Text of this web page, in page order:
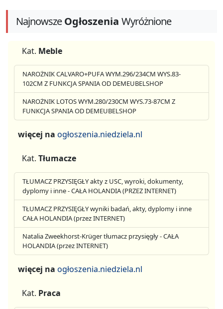
NajnowszeOgłoszenia Wyróżnione
Kat. Meble
NAROŻNIK CALVARO+PUFA WYM.296/234CM WYS.83-
102CM Z FUNKCJA SPANIA OD DEMEUBELSHOP
NAROŻNIK LOTOS WYM.280/230CM WYS.73-87CM Z
FUNKCJA SPANIA OD DEMEUBELSHOP
więcej na ogłoszenia.niedziela.nl
Kat. Tłumacze
TŁUMACZ PRZYSIĘGŁY akty z USC, wyroki, dokumenty,
dyplomy i inne - CAŁA HOLANDIA (PRZEZ INTERNET)
TŁUMACZ PRZYSIĘGŁY wyniki badań, akty, dyplomy i inne
CAŁA HOLANDIA (przez INTERNET)
Natalia Zweekhorst-Krüger tłumacz przysięgły - CAŁA
HOLANDIA (przez INTERNET)
więcej na ogłoszenia.niedziela.nl
Kat. Praca